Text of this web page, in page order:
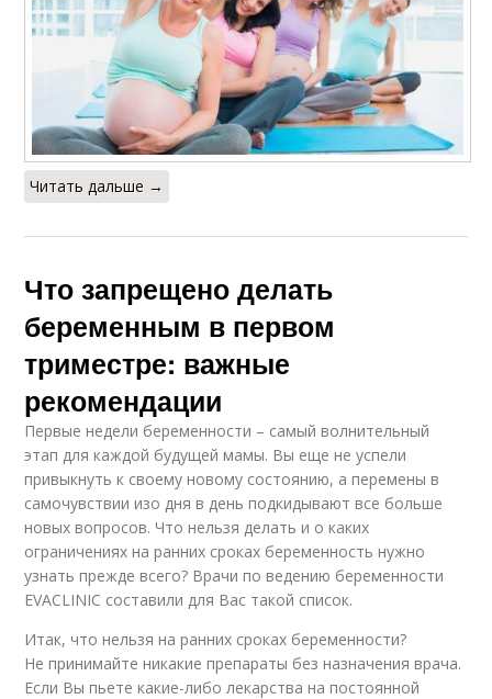
Читать дальше →
Что запрещено делать
беременным в первом
триместре: важные
рекомендации
Первые недели беременности – самый волнительный
этап для каждой будущей мамы. Вы еще не успели
привыкнуть к своему новому состоянию, а перемены в
самочувствии изо дня в день подкидывают все больше
новых вопросов. Что нельзя делать и о каких
ограничениях на ранних сроках беременность нужно
узнать прежде всего? Врачи по ведению беременности
EVACLINIC составили для Вас такой список.
Итак, что нельзя на ранних сроках беременности?
Не принимайте никакие препараты без назначения врача.
Если Вы пьете какие-либо лекарства на постоянной